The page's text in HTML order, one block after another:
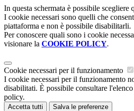
In questa schermata è possibile scegliere
I cookie necessari sono quelli che
piattaforma e non è possibile disabilitarli.
Per conoscere quali sono i cookie
visionare la COOKIE POLICY.
Cookie necessari per il funzionamento
I cookie necessari per il funzionamento
disabilitati. È possibile consultare
policy.
Accetta tutti Salva le preferenze